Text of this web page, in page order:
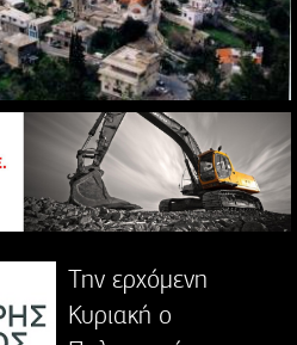
Την ερχόμενη
Κυριακή ο